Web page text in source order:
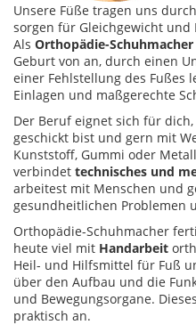
Unsere Füße tragen uns
sorgen für Gleichgewicht und
Als Orthopädie-Schuhmacher
Geburt von an, durch einen
einer Fehlstellung des Fußes
Einlagen und maßgerechte
Der Beruf eignet sich für
geschickt bist und gern mit
Kunststoff, Gummi oder
verbindet technisches und
arbeitest mit Menschen und
gesundheitlichen Problemen
Orthopädie-Schuhmacher
heute viel mit Handarbeit
Heil- und Hilfsmittel für Fuß
über den Aufbau und die
und Bewegungsorgane.
praktisch an.